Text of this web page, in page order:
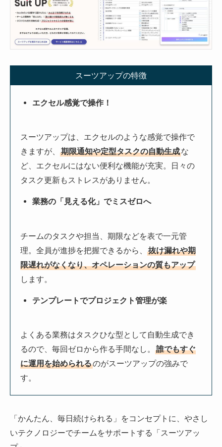
スーツアップの特徴
エクセル感覚で操作！
スーツアップは、エクセルのような感覚で操作で
きますが、期限通知や定型タスクの自動生成な
ど、エクセルにはない便利な機能が充実。日々の
タスク更新もストレスがありません。
業務の「見える化」でミスゼロへ
チームのタスクや担当、期限などを表で一元管
理。全員が進捗を把握できるから、抜け漏れや期
限遅れがなくなり、オペレーションの質もアップ
します。
テンプレートでプロジェクト管理が楽
よくある業務はタスクひな型として自動生成でき
るので、毎回ゼロから作る手間なし。誰でもすぐ
に運用を始められるのがスーツアップの強みで
す。
「かんたん、毎日続けられる」をコンセプトに、やさし
いテクノロジーでチームをサポートする「スーツアッ